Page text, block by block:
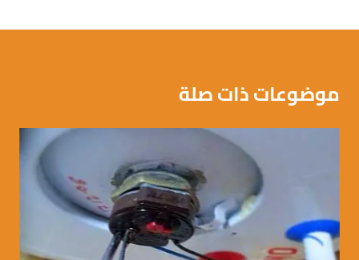
موضوعات ذات صلة